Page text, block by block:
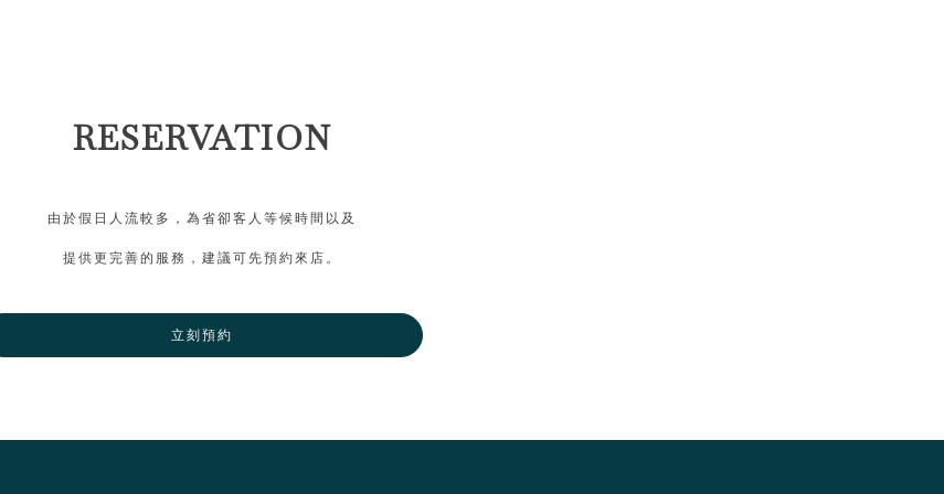
RESERVATION
由於假日人流較多，為省卻客人等候時間以及
提供更完善的服務，建議可先預約來店。
立刻預約